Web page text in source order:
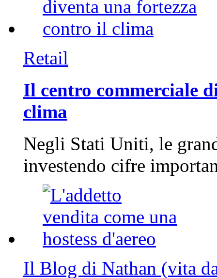
Retail
Il centro commerciale
clima
Negli Stati Uniti, le
investendo cifre
Il Blog di Nathan (vita